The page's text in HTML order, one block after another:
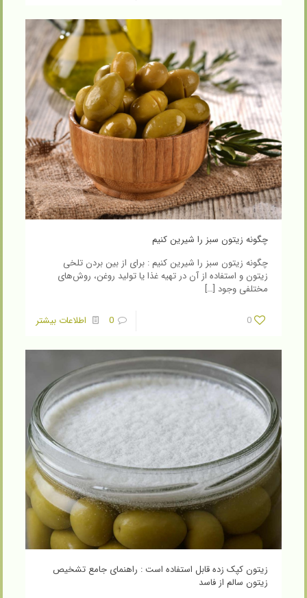
چگونه زیتون سبز را شیرین کنیم
چگونه زیتون سبز را شیرین کنیم : برای از بین بردن تلخی
زیتون و استفاده از آن در تهیه غذا یا تولید روغن، روش‌های
مختلفی وجود […]
0
0 اطلاعات بیشتر
زیتون کپک زده قابل استفاده است : راهنمای جامع تشخیص
زیتون سالم از فاسد